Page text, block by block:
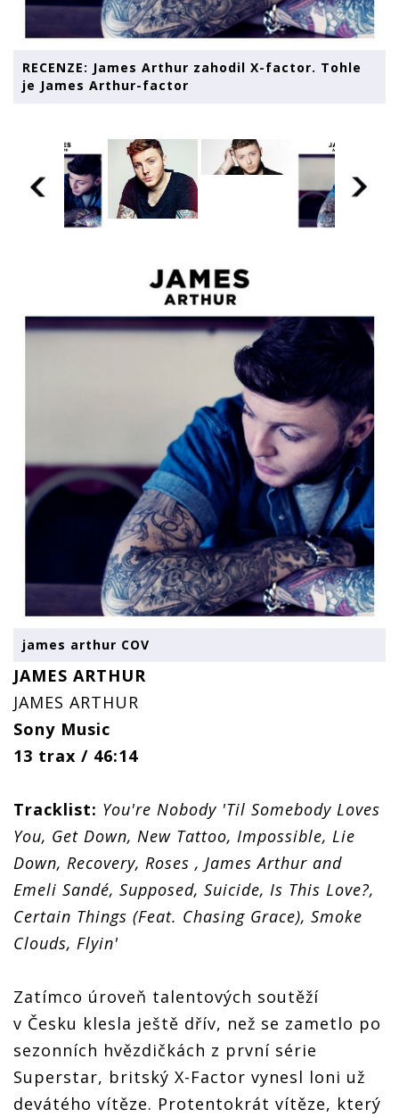
RECENZE: James Arthur zahodil X-factor. Tohle
je James Arthur-factor
james arthur COV
JAMES ARTHUR
JAMES ARTHUR
Sony Music
13 trax / 46:14
Tracklist: You're Nobody 'Til Somebody Loves
You, Get Down, New Tattoo, Impossible, Lie
Down, Recovery, Roses , James Arthur and
Emeli Sandé, Supposed, Suicide, Is This Love?,
Certain Things (Feat. Chasing Grace), Smoke
Clouds, Flyin'
Zatímco úroveň talentových soutěží
v Česku klesla ještě dřív, než se zametlo po
sezonních hvězdičkách z první série
Superstar, britský X-Factor vynesl loni už
devátého vítěze. Protentokrát vítěze, který